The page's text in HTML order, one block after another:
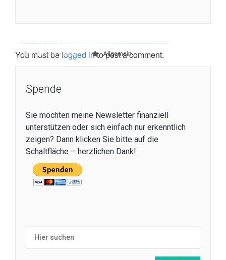
Michael Vaupel Allgemein
You must belogged into post a comment.
Spende
Sie möchten meine Newsletter finanziell
unterstützen oder sich einfach nur erkenntlich
zeigen? Dann klicken Sie bitte auf die
Schaltfläche – herzlichen Dank!